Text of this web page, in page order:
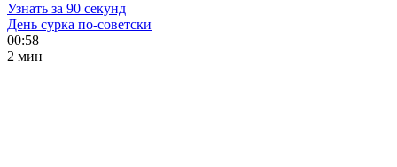
Узнать за 90 секунд
День сурка по-советски
00:58
2 мин